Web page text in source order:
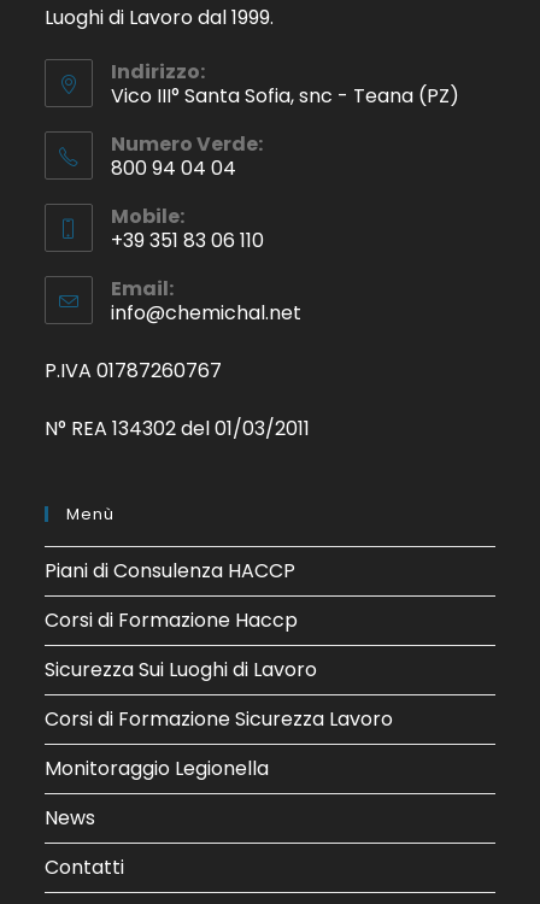
Luoghi di Lavoro dal 1999.
Indirizzo:
Vico III° Santa Sofia, snc - Teana (PZ)
Numero Verde:
800 94 04 04
Mobile:
+39 351 83 06 110
Email:
info@chemichal.net
P.IVA 01787260767
N° REA 134302 del 01/03/2011
Menù
Piani di Consulenza HACCP
Corsi di Formazione Haccp
Sicurezza Sui Luoghi di Lavoro
Corsi di Formazione Sicurezza Lavoro
Monitoraggio Legionella
News
Contatti